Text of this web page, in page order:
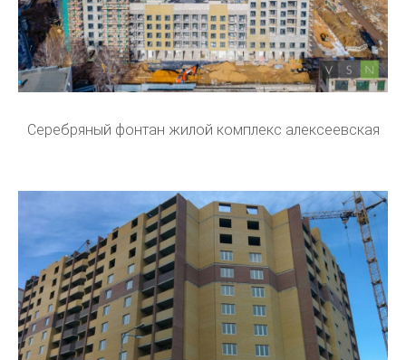
Серебряный фонтан жилой комплекс алексеевская